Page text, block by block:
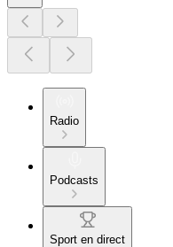
Radio
Podcasts
Sport en direct